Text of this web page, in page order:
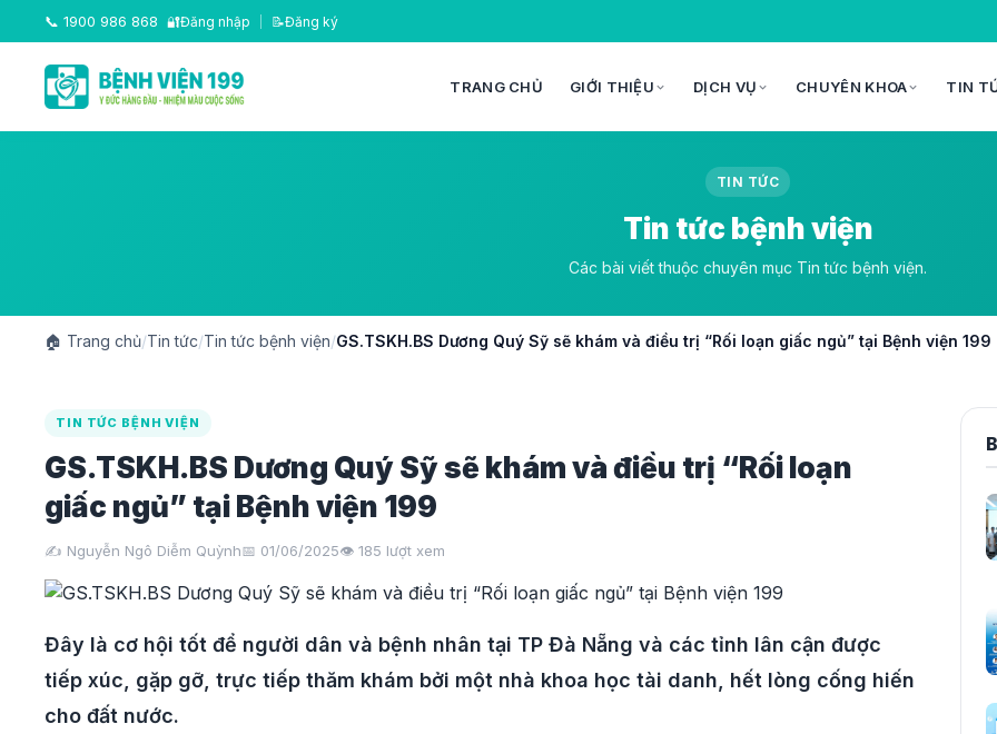
📞 1900 986 868 🔐Đăng nhập 📝Đăng ký
TRANG CHỦ GIỚI THIỆU DỊCH VỤ CHUYÊN KHOA TIN
TIN TỨC
Tin tức bệnh viện
Các bài viết thuộc chuyên mục Tin tức bệnh viện.
🏠 Trang chủ/Tin tức/Tin tức bệnh viện/GS.TSKH.BS Dương Quý Sỹ sẽ khám và điều trị “Rối loạn giấc ngủ” tại Bệnh viện 199
TIN TỨC BỆNH VIỆN
GS.TSKH.BS Dương Quý Sỹ sẽ khám và điều trị “Rối loạn
giấc ngủ” tại Bệnh viện 199
✍️ Nguyễn Ngô Diễm Quỳnh📅 01/06/2025👁️ 185 lượt xem
Đây là cơ hội tốt để người dân và bệnh nhân tại TP Đà Nẵng và các tỉnh lân cận được
tiếp xúc, gặp gỡ, trực tiếp thăm khám bởi một nhà khoa học tài danh, hết lòng cống hiến
cho đất nước.